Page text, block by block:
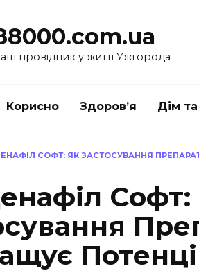
провідник у житті Ужгорода
Корисно Здоров’я Дім
СОФТ: ЯК ЗАСТОСУВАННЯ
Софт: